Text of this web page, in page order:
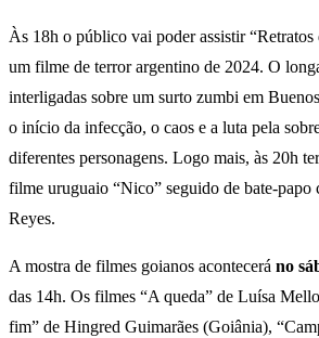
Às 18h o público vai poder assistir
um filme de terror argentino de 2024. O
interligadas sobre um surto zumbi em
o início da infecção, o caos e a luta pela
diferentes personagens. Logo mais, às 20h
filme uruguaio “Nico” seguido de bate-papo
Reyes.
A mostra de filmes goianos acontecerá no
das 14h. Os filmes “A queda” de Luísa
fim” de Hingred Guimarães (Goiânia),